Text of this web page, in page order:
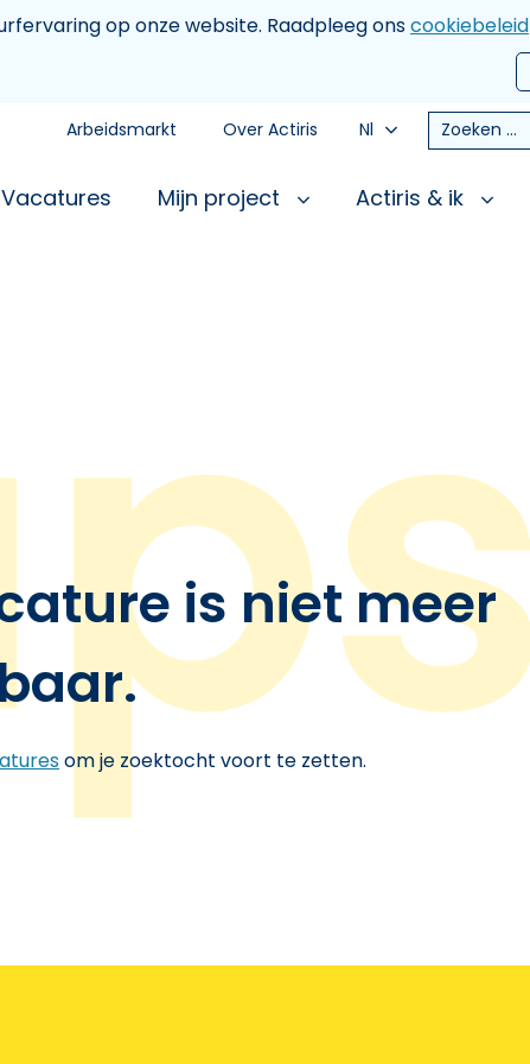
op onze website. Raadpleeg onscookiebeleid
Arbeidsmarkt Over Actiris Nl Zoeken
Vacatures Mijn project Actiris & ik
is niet meer
om je zoektocht voort te zetten.